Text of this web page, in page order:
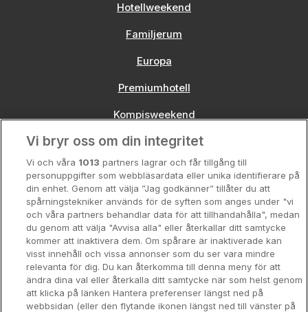
Hotellweekend
Familjerum
Europa
Premiumhotell
Kompisweekend
Storstadsweekend
Hotellrum under 995 kr
Spahotell
Sydsverige
Om Hotellpremien
Nya hotell
Stadsweekend
Vi bryr oss om din integritet
Vi och våra 1013 partners lagrar och får tillgång till
personuppgifter som webbläsardata eller unika identifierare på
din enhet. Genom att välja ”Jag godkänner” tillåter du att
spårningstekniker används för de syften som anges under "vi
och våra partners behandlar data för att tillhandahålla", medan
du genom att välja "Avvisa alla" eller återkallar ditt samtycke
kommer att inaktivera dem. Om spårare är inaktiverade kan
visst innehåll och vissa annonser som du ser vara mindre
relevanta för dig. Du kan återkomma till denna meny för att
ändra dina val eller återkalla ditt samtycke när som helst genom
att klicka på länken Hantera preferenser längst ned på
webbsidan (eller den flytande ikonen längst ned till vänster på